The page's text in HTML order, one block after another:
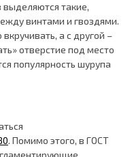
такие,
винтами и гвоздями.
а с другой –
отверстие под место
популярность шурупа
. Помимо этого, в ГОСТ